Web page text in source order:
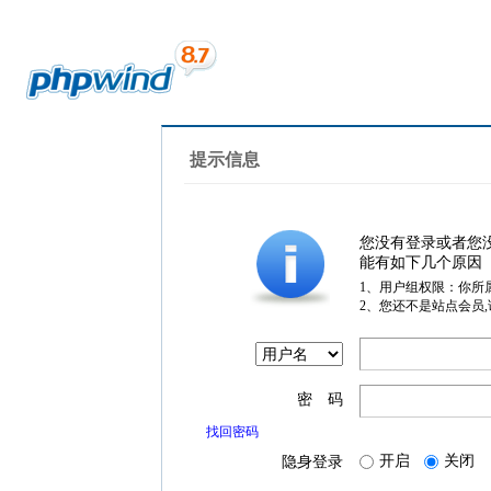
提示信息
您没有登录或者您
能有如下几个原因
1、用户组权限：你所
2、您还不是站点会员
密 码
找回密码
隐身登录 开启 关闭